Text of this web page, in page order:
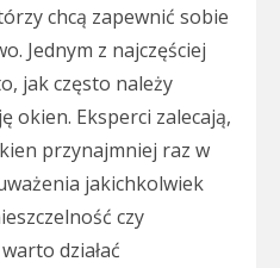
chcą zapewnić sobie
Jednym z najczęściej
jak często należy
okien. Eksperci zalecają,
przynajmniej raz w
jakichkolwiek
czy
działać